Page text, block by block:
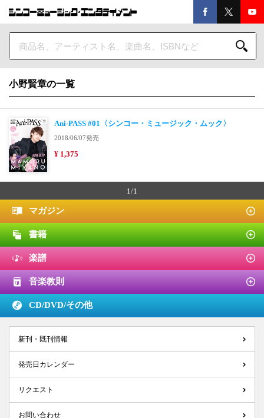
小野賢章の一覧
Ani-PASS #01〈シンコー・ミュージック・ムック〉
2018/06/07発売
¥ 1,375
1/1
マガジン
書籍
楽譜
音楽教則
CD/DVD/その他
新刊・既刊情報
発売日カレンダー
リクエスト
お問い合わせ